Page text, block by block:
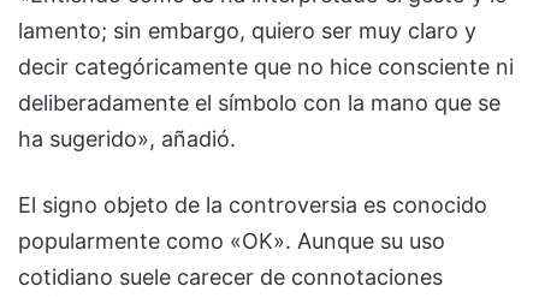
lamento; sin embargo, quiero ser muy claro y
decir categóricamente que no hice consciente ni
deliberadamente el símbolo con la mano que se
ha sugerido», añadió.
El signo objeto de la controversia es conocido
popularmente como «OK». Aunque su uso
cotidiano suele carecer de connotaciones